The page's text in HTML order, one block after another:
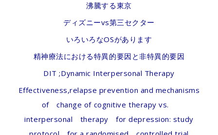
沸騰する東京
ディズニーvs第三セクター
いろいろなOSがあります
精神療法における特異的要因と非特異的要因
DIT ;Dynamic Interpersonal Therapy
Effectiveness,relapse prevention and mechanisms
of change of cognitive therapy vs.
interpersonal therapy for depression: study